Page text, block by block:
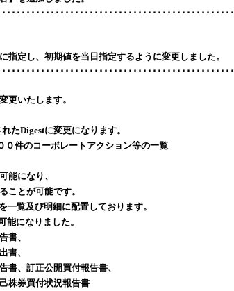
･･･････････････････････････････････････････････
指定し、初期値を当日指定するように変更しました。
･･･････････････････････････････････････････････
更いたします。
Digestに変更になります。
件のコーポレートアクション等の一覧
になり、
とが可能です。
覧及び明細に配置しております。
能になりました。
書、
書、
、訂正公開買付報告書、
株券買付状況報告書